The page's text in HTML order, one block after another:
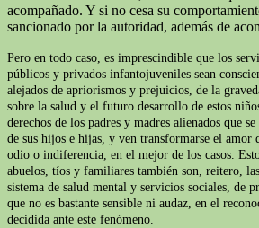
acompañado. Y si no cesa su
sancionado por la autoridad, además de
Pero en todo caso, es imprescindible que los
públicos y privados infantojuveniles sean
alejados de apriorismos y prejuicios, de la
sobre la salud y el futuro desarrollo de estos
derechos de los padres y madres alienados que
de sus hijos e hijas, y ven transformarse el amor
odio o indiferencia, en el mejor de los casos.
abuelos, tíos y familiares también son, reitero,
sistema de salud mental y servicios sociales, de
que no es bastante sensible ni audaz, en el
decidida ante este fenómeno.